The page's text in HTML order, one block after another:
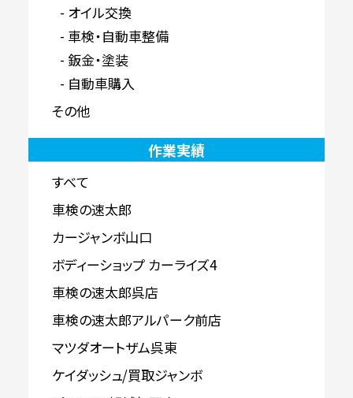
オイル交換
車検・自動車整備
鈑金・塗装
自動車購入
その他
作業実績
すべて
車検の速太郎
カージャンボ山口
ボディーショップ カーライズ4
車検の速太郎呉店
車検の速太郎アルパーク前店
マツダオートザム呉東
ケイダッシュ/買取ジャンボ